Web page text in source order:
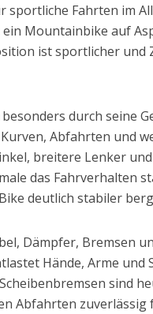
sportliche Fahrten im
Mountainbike auf
ist sportlicher
durch seine
Abfahrten
breitere Lenker
das
deutlich stabiler
Dämpfer, Bremsen
Hände, Arme
sind
Abfahrten